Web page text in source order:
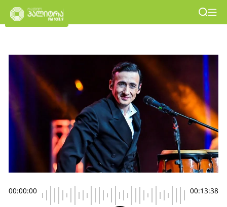
00:00:00 00:13:38